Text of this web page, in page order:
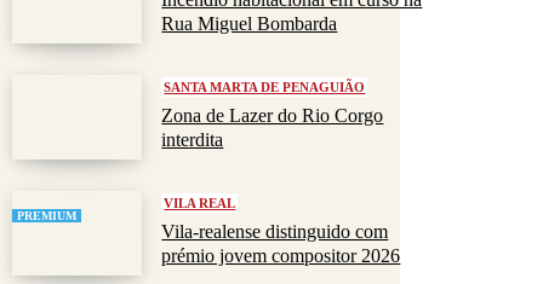
Rua Miguel Bombarda
SANTA MARTA DE PENAGUIÃO
Zona de Lazer do Rio Corgo
interdita
PREMIUM
VILA REAL
Vila-realense distinguido com
prémio jovem compositor 2026